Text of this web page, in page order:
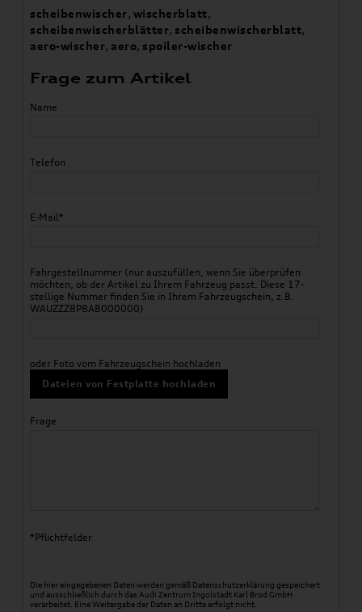
scheibenwischer, wischerblatt,
scheibenwischerblätter, scheibenwischerblatt,
aero-wischer, aero, spoiler-wischer
Frage zum Artikel
Name
Telefon
E-Mail*
Fahrgestellnummer (nur auszufüllen, wenn Sie überprüfen
möchten, ob der Artikel zu Ihrem Fahrzeug passt. Diese 17-
stellige Nummer finden Sie in Ihrem Fahrzeugschein, z.B.
WAUZZZ8P8AB000000)
oder Foto vom Fahrzeugschein hochladen
Dateien von Festplatte hochladen
Frage
*Pflichtfelder
Die hier eingegebenen Daten werden gemäß Datenschutzerklärung gespeichert
und ausschließlich durch das Audi Zentrum Ingolstadt Karl Brod GmbH
verarbeitet. Eine Weitergabe der Daten an Dritte erfolgt nicht.